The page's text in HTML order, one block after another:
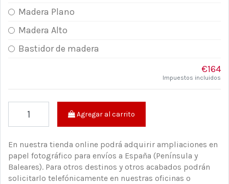
Madera Plano
Madera Alto
Bastidor de madera
€164
Impuestos incluidos
Agregar al carrito
En nuestra tienda online podrá adquirir ampliaciones en
papel fotográfico para envíos a España (Península y
Baleares). Para otros destinos y otros acabados podrán
solicitarlo telefónicamente en nuestras oficinas o